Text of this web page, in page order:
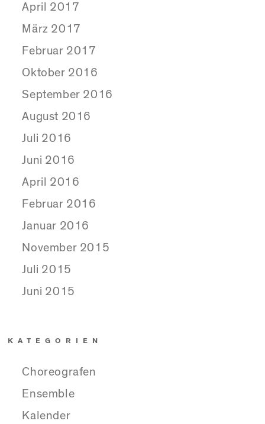
April 2017
März 2017
Februar 2017
Oktober 2016
September 2016
August 2016
Juli 2016
Juni 2016
April 2016
Februar 2016
Januar 2016
November 2015
Juli 2015
Juni 2015
KATEGORIEN
Choreografen
Ensemble
Kalender